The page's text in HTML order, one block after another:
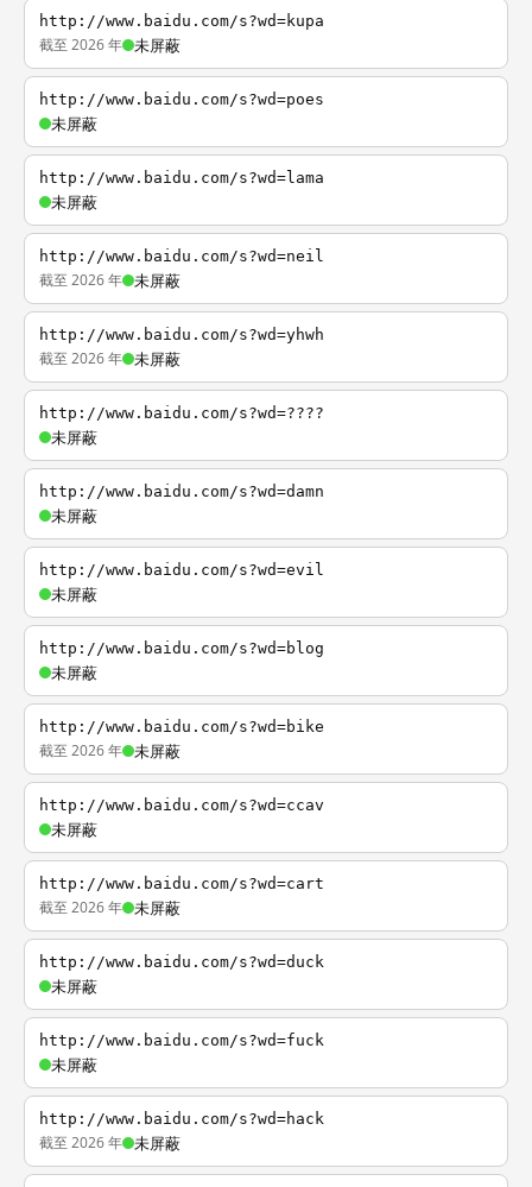
http://www.baidu.com/s?wd=kupa
截至 2026 年 未屏蔽
http://www.baidu.com/s?wd=poes
未屏蔽
http://www.baidu.com/s?wd=lama
未屏蔽
http://www.baidu.com/s?wd=neil
截至 2026 年 未屏蔽
http://www.baidu.com/s?wd=yhwh
截至 2026 年 未屏蔽
http://www.baidu.com/s?wd=????
未屏蔽
http://www.baidu.com/s?wd=damn
未屏蔽
http://www.baidu.com/s?wd=evil
未屏蔽
http://www.baidu.com/s?wd=blog
未屏蔽
http://www.baidu.com/s?wd=bike
截至 2026 年 未屏蔽
http://www.baidu.com/s?wd=ccav
未屏蔽
http://www.baidu.com/s?wd=cart
截至 2026 年 未屏蔽
http://www.baidu.com/s?wd=duck
未屏蔽
http://www.baidu.com/s?wd=fuck
未屏蔽
http://www.baidu.com/s?wd=hack
截至 2026 年 未屏蔽